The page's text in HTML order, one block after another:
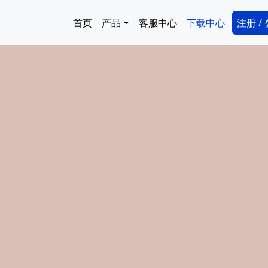
Main navigation
首页 产品 客服中心 下载中心 注册 /